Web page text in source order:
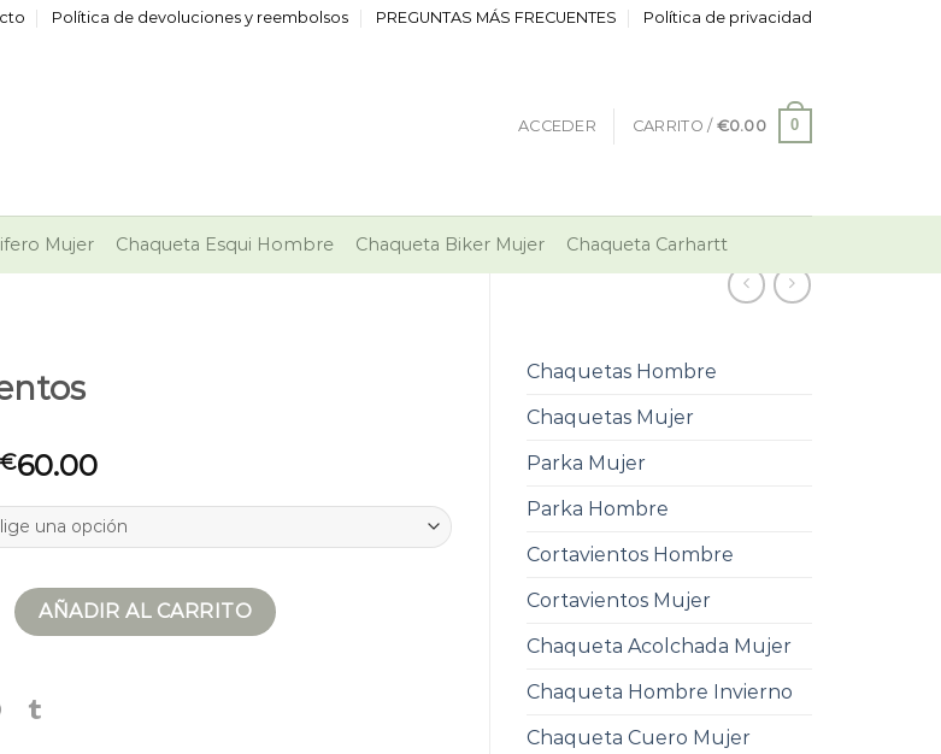
Política de devoluciones y reembolsos PREGUNTAS MÁS FRECUENTES Política de privacidad
ACCEDER CARRITO / €0.00 0
Mujer Chaqueta Esqui Hombre Chaqueta Biker Mujer Chaqueta Carhartt
Chaquetas Hombre
Chaquetas Mujer
Parka Mujer
Parka Hombre
Cortavientos Hombre
Cortavientos Mujer
Chaqueta Acolchada Mujer
Chaqueta Hombre Invierno
Chaqueta Cuero Mujer
€60.00
AÑADIR AL CARRITO